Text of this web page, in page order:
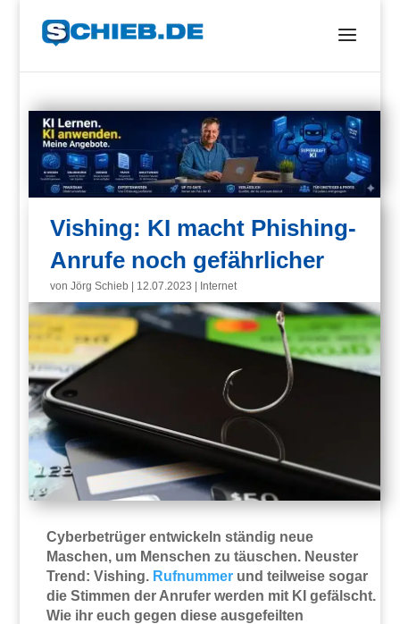
Vishing: KI macht Phishing-
Anrufe noch gefährlicher
vonJörg Schieb 12.07.2023 Internet
Cyberbetrüger entwickeln ständig neue
Maschen, um Menschen zu täuschen. Neuster
Trend: Vishing. Rufnummer und teilweise sogar
die Stimmen der Anrufer werden mit KI gefälscht.
Wie ihr euch gegen diese ausgefeilten